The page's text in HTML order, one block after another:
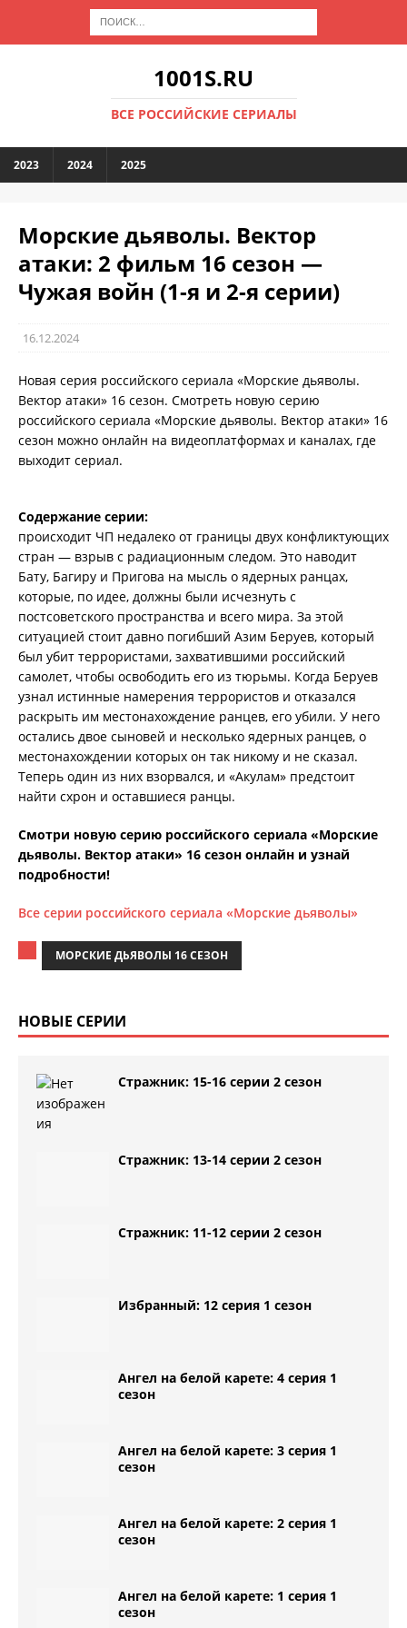
1001S.RU
ВСЕ РОССИЙСКИЕ СЕРИАЛЫ
2023 2024 2025
Морские дьяволы. Вектор
атаки: 2 фильм 16 сезон —
Чужая войн (1-я и 2-я серии)
16.12.2024
Новая серия российского сериала «Морские дьяволы.
Вектор атаки» 16 сезон. Смотреть новую серию
российского сериала «Морские дьяволы. Вектор атаки» 16
сезон можно онлайн на видеоплатформах и каналах, где
выходит сериал.
Содержание серии:
происходит ЧП недалеко от границы двух конфликтующих
стран — взрыв с радиационным следом. Это наводит
Бату, Багиру и Пригова на мысль о ядерных ранцах,
которые, по идее, должны были исчезнуть с
постсоветского пространства и всего мира. За этой
ситуацией стоит давно погибший Азим Беруев, который
был убит террористами, захватившими российский
самолет, чтобы освободить его из тюрьмы. Когда Беруев
узнал истинные намерения террористов и отказался
раскрыть им местонахождение ранцев, его убили. У него
остались двое сыновей и несколько ядерных ранцев, о
местонахождении которых он так никому и не сказал.
Теперь один из них взорвался, и «Акулам» предстоит
найти схрон и оставшиеся ранцы.
Смотри новую серию российского сериала «Морские
дьяволы. Вектор атаки» 16 сезон онлайн и узнай
подробности!
Все серии российского сериала «Морские дьяволы»
МОРСКИЕ ДЬЯВОЛЫ 16 СЕЗОН
НОВЫЕ СЕРИИ
Стражник: 15-16 серии 2 сезон
Стражник: 13-14 серии 2 сезон
Стражник: 11-12 серии 2 сезон
Избранный: 12 серия 1 сезон
Ангел на белой карете: 4 серия 1
сезон
Ангел на белой карете: 3 серия 1
сезон
Ангел на белой карете: 2 серия 1
сезон
Ангел на белой карете: 1 серия 1
сезон